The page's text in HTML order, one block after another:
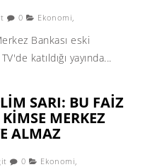
0 Ekonomi,
Bankası eski
katıldığı yayında...
SARI: BU FAIZ
MERKEZ
ALMAZ
0 Ekonomi,